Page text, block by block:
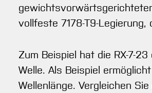
vollfeste 7178-T9-
Zum Beispiel hat die RX-7-
Welle. Als Beispiel
Wellenlänge. Vergleichen